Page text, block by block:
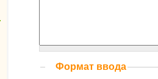
Формат ввода